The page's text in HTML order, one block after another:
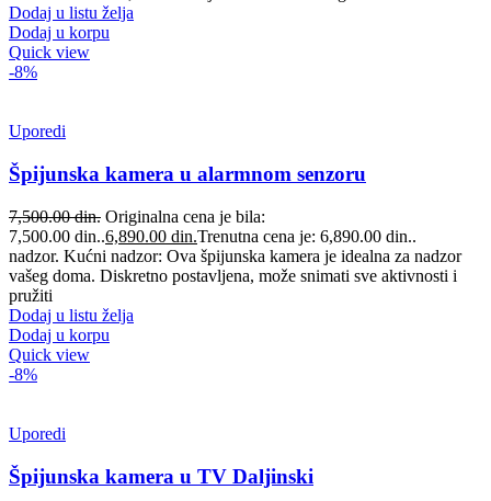
Dodaj u listu želja
Dodaj u korpu
Quick view
-8%
Uporedi
Špijunska kamera u alarmnom senzoru
7,500.00din. Originalna cena je bila:
7,500.00 din..6,890.00 din.Trenutna cena je: 6,890.00 din..
nadzor. Kućni nadzor: Ova špijunska kamera je idealna za nadzor
vašeg doma. Diskretno postavljena, može snimati sve aktivnosti i
pružiti
Dodaj u listu želja
Dodaj u korpu
Quick view
-8%
Uporedi
Špijunska kamera u TV Daljinski